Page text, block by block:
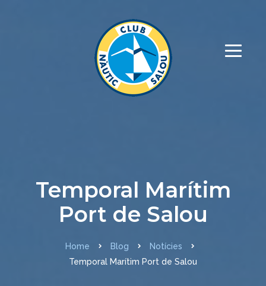
Temporal Marítim
Port de Salou
Home Blog
Notícies
Temporal Marítim Port de Salou